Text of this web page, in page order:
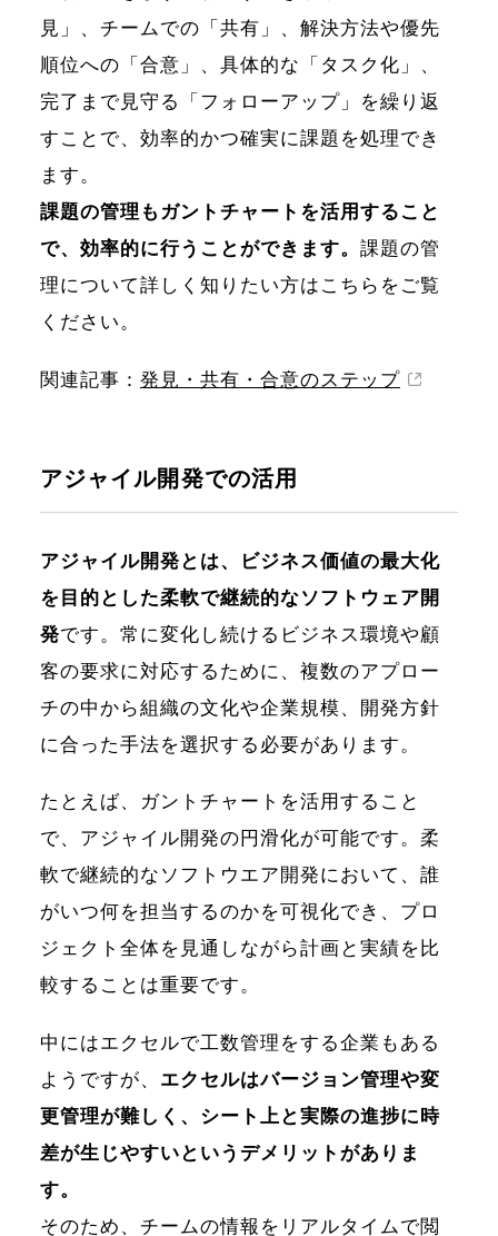
見」、チームでの「共有」、解決方法や優先
順位への「合意」、具体的な「タスク化」、
完了まで見守る「フォローアップ」を繰り返
すことで、効率的かつ確実に課題を処理でき
ます。
課題の管理もガントチャートを活用すること
で、効率的に行うことができます。 課題の管
理について詳しく知りたい方はこちらをご覧
ください。
関連記事： 発見・共有・合意のステップ
アジャイル開発での活用
アジャイル開発とは、ビジネス価値の最大化
を目的とした柔軟で継続的なソフトウェア開
発です。常に変化し続けるビジネス環境や顧
客の要求に対応するために、複数のアプロー
チの中から組織の文化や企業規模、開発方針
に合った手法を選択する必要があります。
たとえば、ガントチャートを活用すること
で、アジャイル開発の円滑化が可能です。柔
軟で継続的なソフトウエア開発において、誰
がいつ何を担当するのかを可視化でき、プロ
ジェクト全体を見通しながら計画と実績を比
較することは重要です。
中にはエクセルで工数管理をする企業もある
ようですが、 エクセルはバージョン管理や変
更管理が難しく、シート上と実際の進捗に時
差が生じやすいというデメリットがありま
す。
そのため、チームの情報をリアルタイムで閲